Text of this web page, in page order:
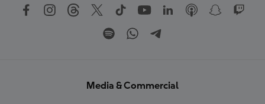
Media & Commercial